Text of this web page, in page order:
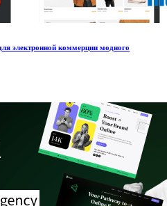
электронной коммерции модного